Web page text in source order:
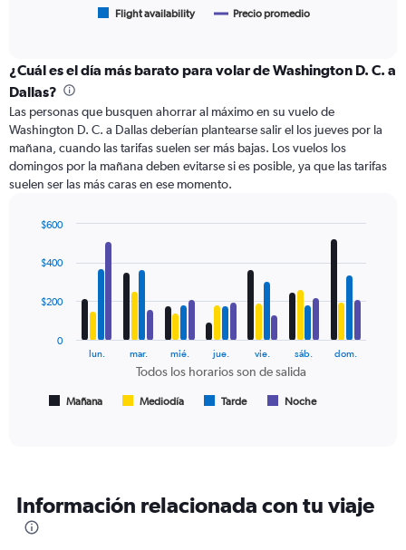
displaying
categories.
Range:
6
categories.
The
chart
has
displaying
Avg.
and
Flight availability Precio promedio
¿Cuál es el día más barato para volar de Washington D. C. a
Dallas?
Las personas que busquen ahorrar al máximo en su vuelo de
Washington D. C. a Dallas deberían plantearse salir el los jueves por la
mañana, cuando las tarifas suelen ser más bajas. Los vuelos los
domingos por la mañana deben evitarse si es posible, ya que las tarifas
suelen ser las más caras en ese momento.
chart
with
data
horarios
son
de
Todos los horarios son de salida
Mañana Mediodía Tarde Noche
lun. mar. mié. jue. vie. sáb. dom.
0
$200
$400
$600
Información relacionada con tu viaje